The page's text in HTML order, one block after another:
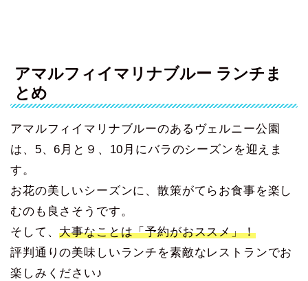
アマルフィイマリナブルー ランチま
とめ
アマルフィイマリナブルーのあるヴェルニー公園
は、5、6月と９、10月にバラのシーズンを迎えま
す。
お花の美しいシーズンに、散策がてらお食事を楽し
むのも良さそうです。
そして、大事なことは「予約がおススメ」！
評判通りの美味しいランチを素敵なレストランでお
楽しみください♪